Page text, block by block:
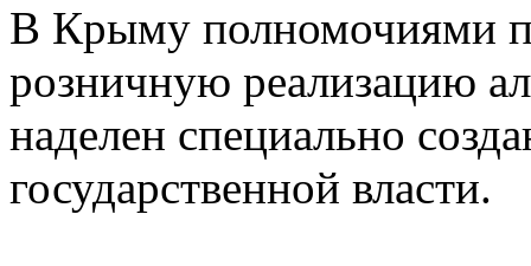
В Крыму полномочиями
розничную реализацию
наделен специально
государственной власти.